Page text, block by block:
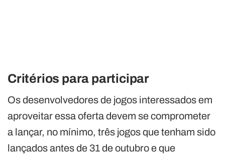
Critérios para participar
Os desenvolvedores de jogos interessados em
aproveitar essa oferta devem se comprometer
a lançar, no mínimo, três jogos que tenham sido
lançados antes de 31 de outubro e que